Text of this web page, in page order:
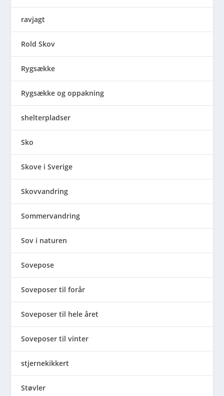
ravjagt
Rold Skov
Rygsække
Rygsække og oppakning
shelterpladser
Sko
Skove i Sverige
Skovvandring
Sommervandring
Sov i naturen
Sovepose
Soveposer til forår
Soveposer til hele året
Soveposer til vinter
stjernekikkert
Støvler